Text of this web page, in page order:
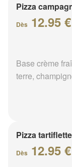
Pizza
Dès 12.95 €
Base crème
terre,
Pizza tartiflette
Dès 12.95 €